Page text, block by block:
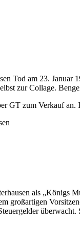
Tod am 23.
zur Collage.
GT zum Verkauf an.
als „Königs
großartigen